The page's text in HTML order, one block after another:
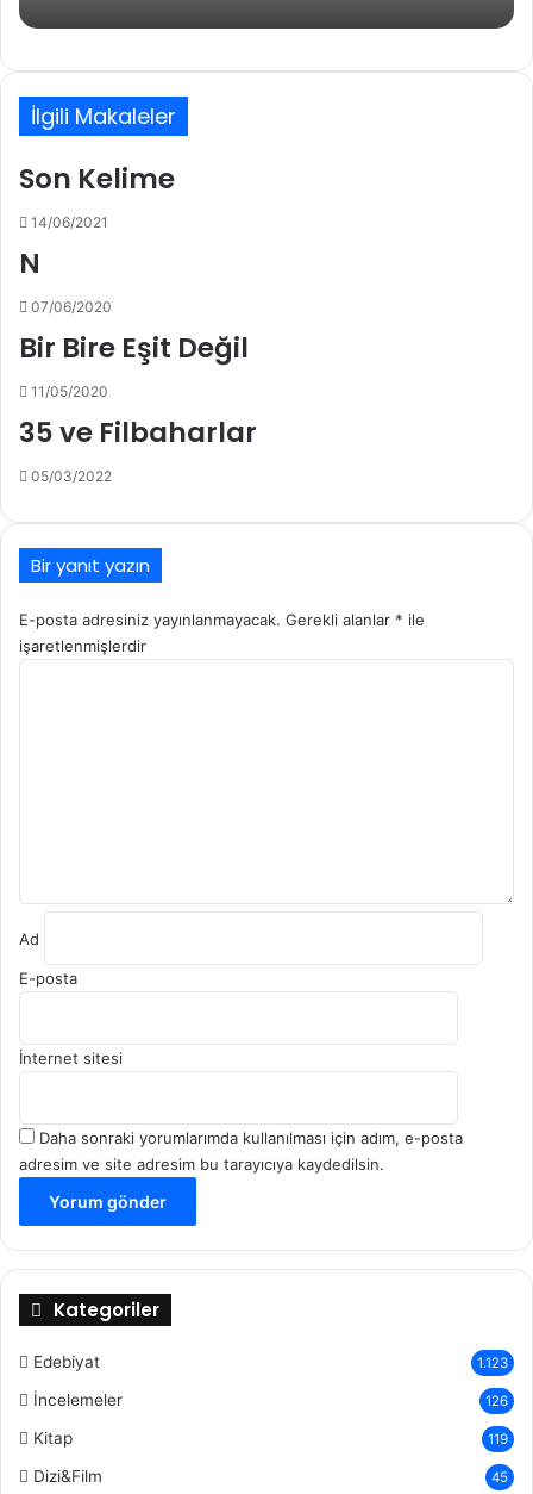
İlgili Makaleler
Son Kelime
14/06/2021
N
07/06/2020
Bir Bire Eşit Değil
11/05/2020
35 ve Filbaharlar
05/03/2022
Bir yanıt yazın
E-posta adresiniz yayınlanmayacak. Gerekli alanlar * ile
işaretlenmişlerdir
Ad
E-posta
İnternet sitesi
Daha sonraki yorumlarımda kullanılması için adım, e-posta
adresim ve site adresim bu tarayıcıya kaydedilsin.
Kategoriler
Edebiyat 1.123
İncelemeler 126
Kitap 119
Dizi&Film 45